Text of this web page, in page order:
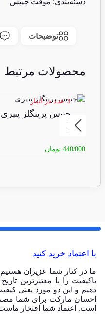
دسته‌بندی: موقت چیپس
توضیحات
محصولات مرتبط
3 عدد در انبار
چیپس پرینگلز پنیری
440/000 تومان
با اعتماد خرید کنید
ما در کنار شما عزیزان
باکیفیت را با معتبرترین
دهیم و این دو مورد یعنی
احسان مارکت برای شما
است. اعتماد شما افتخار